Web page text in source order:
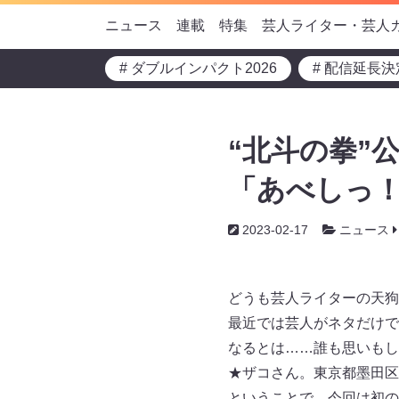
ニュース 連載 特集 芸人ライター・芸人
# ダブルインパクト2026 # 配信延長決
“北斗の拳”
「あべしっ
2023-02-17 ニュース
どうも芸人ライターの天
最近では芸人がネタだけ
なるとは……誰も思いもし
★ザコさん。東京都墨田